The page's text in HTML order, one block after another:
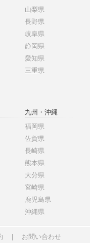
山梨県
長野県
岐阜県
静岡県
愛知県
三重県
九州・沖縄
福岡県
佐賀県
長崎県
熊本県
大分県
宮崎県
鹿児島県
沖縄県
お問い合わせ